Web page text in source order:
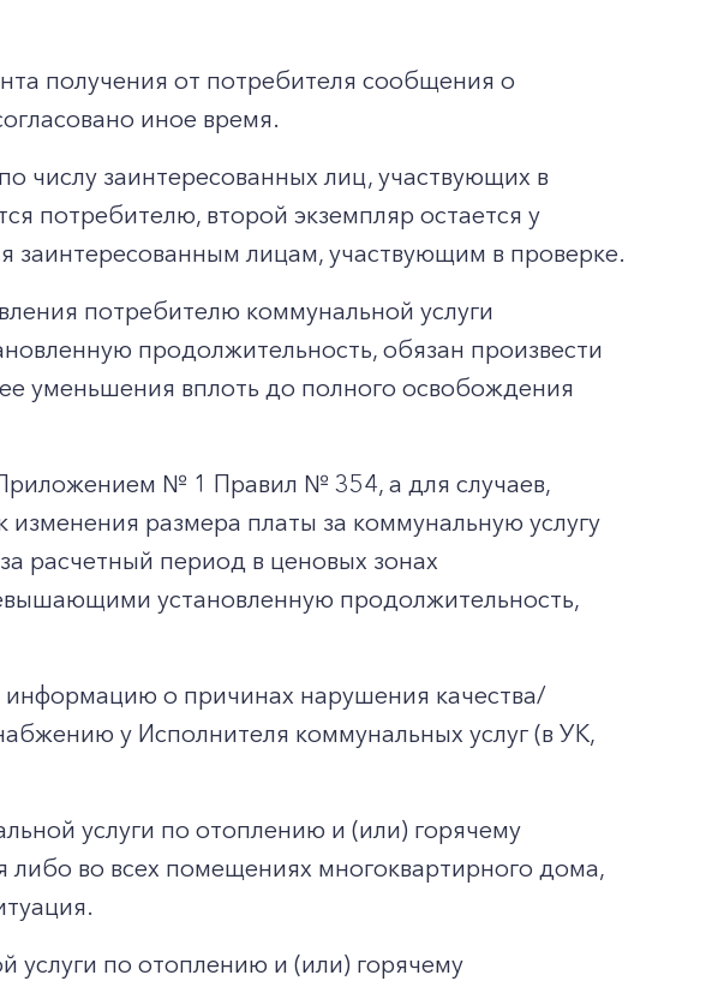
получения от потребителя сообщения о
иное время.
числу заинтересованных лиц, участвующих в
потребителю, второй экземпляр остается у
заинтересованным лицам, участвующим в проверке.
потребителю коммунальной услуги
продолжительность, обязан произвести
уменьшения вплоть до полного освобождения
№ 1 Правил № 354, а для случаев,
размера платы за коммунальную услугу
расчетный период в ценовых зонах
установленную продолжительность,
информацию о причинах нарушения качества/
у Исполнителя коммунальных услуг (в УК,
услуги по отоплению и (или) горячему
во всех помещениях многоквартирного дома,
услуги по отоплению и (или) горячему